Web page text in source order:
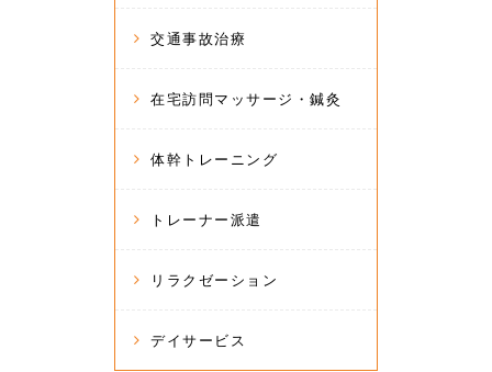
交通事故治療
在宅訪問マッサージ・鍼灸
体幹トレーニング
トレーナー派遣
リラクゼーション
デイサービス